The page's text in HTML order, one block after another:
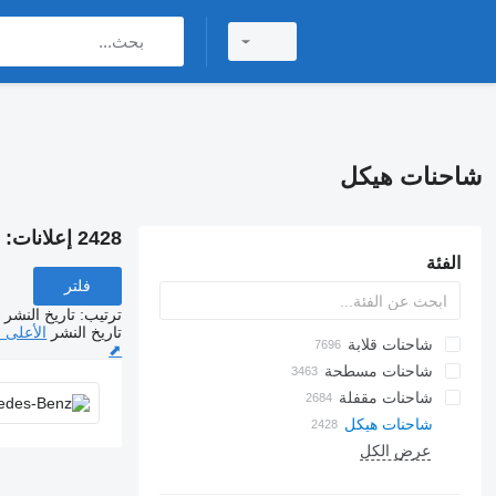
شاحنات هيكل
الفئة
شاحنات قلابة
شاحنات مسطحة
شاحنات مقفلة
شاحنات هيكل
عرض الكل
2428 إعلانات:
فلتر
ترتيب: تاريخ النشر
تاريخ النشر
⬈